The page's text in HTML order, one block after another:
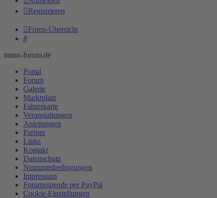
Registrieren
Foren-Übersicht
Suche
nmax-forum.de
Portal
Forum
Galerie
Marktplatz
Fahrerkarte
Veranstaltungen
Anleitungen
Partner
Links
Kontakt
Datenschutz
Nutzungsbedingungen
Impressum
Forumsspende per PayPal
Cookie-Einstellungen